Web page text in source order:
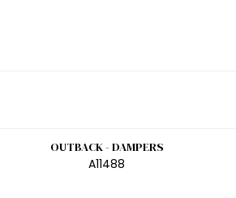
OUTBACK - DAMPERS
A11488